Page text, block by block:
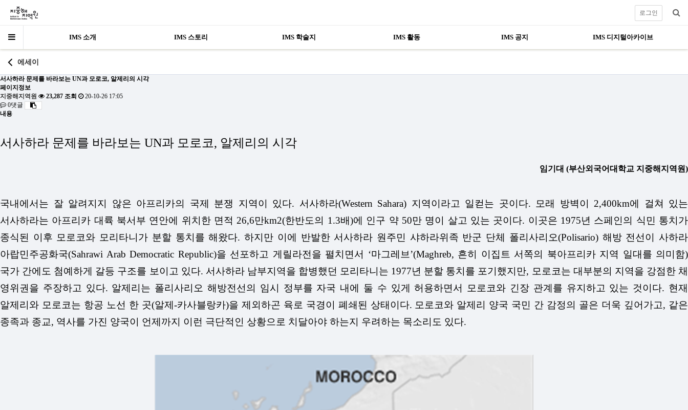
IMS 소개 IMS 스토리 IMS 학술지 IMS 활동 IMS 공지 IMS 디지털아카이브
로그인
에세이
서사하라 문제를 바라보는 UN과 모로코, 알제리의 시각
페이지정보
지중해지역원
23,287 조회
20-10-26 17:05
0댓글
내용
서사하라 문제를 바라보는 UN과 모로코, 알제리의 시각
임기대 (부산외국어대학교 지중해지역원)
국내에서는 잘 알려지지 않은 아프리카의 국제 분쟁 지역이 있다. 서사하라(Western Sahara) 지역이라고 일컫는 곳이다. 모래 방벽이 2,400km에 걸쳐 있는
서사하라는 아프리카 대륙 북서부 연안에 위치한 면적 26,6만km2(한반도의 1.3배)에 인구 약 50만 명이 살고 있는 곳이다. 이곳은 1975년 스페인의 식민 통치가
종식된 이후 모로코와 모리타니가 분할 통치를 해왔다. 하지만 이에 반발한 서사하라 원주민 샤하라위족 반군 단체 폴리사리오(Polisario) 해방 전선이 사하라
아랍민주공화국(Sahrawi Arab Democratic Republic)을 선포하고 게릴라전을 펼치면서 ‘마그레브’(Maghreb, 흔히 이집트 서쪽의 북아프리카 지역 일대를 의미함)
국가 간에도 첨예하게 갈등 구조를 보이고 있다. 서사하라 남부지역을 합병했던 모리타니는 1977년 분할 통치를 포기했지만, 모로코는 대부분의 지역을 강점한 채
영위권을 주장하고 있다. 알제리는 폴리사리오 해방전선의 임시 정부를 자국 내에 둘 수 있게 허용하면서 모로코와 긴장 관계를 유지하고 있는 것이다. 현재
알제리와 모로코는 항공 노선 한 곳(알제-카사블랑카)을 제외하곤 육로 국경이 폐쇄된 상태이다. 모로코와 알제리 양국 국민 간 감정의 골은 더욱 깊어가고, 같은
종족과 종교, 역사를 가진 양국이 언제까지 이런 극단적인 상황으로 치달아야 하는지 우려하는 목소리도 있다.